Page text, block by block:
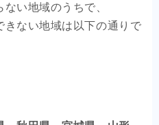
い地域のうちで、
きない地域は以下の通りで